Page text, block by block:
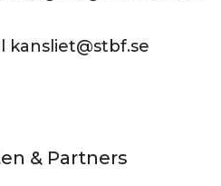
kansliet@stbf.se
& Partners